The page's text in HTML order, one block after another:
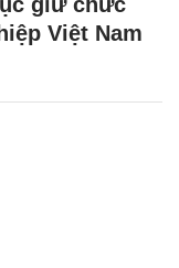
Việt Nam